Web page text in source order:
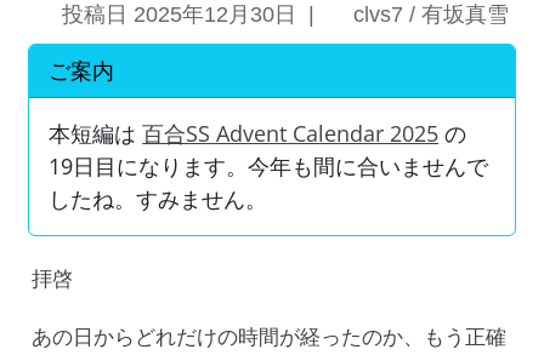
投稿日 2025年12月30日 | clvs7 / 有坂真雪
ご案内
本短編は百合SS Advent Calendar 2025 の
19日目になります。今年も間に合いませんで
したね。すみません。
拝啓
あの日からどれだけの時間が経ったのか、もう正確